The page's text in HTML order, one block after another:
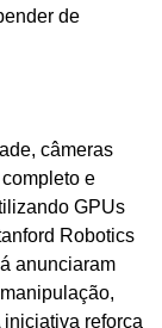
de
câmeras
e
GPUs
Robotics
anunciaram
iniciativa reforça